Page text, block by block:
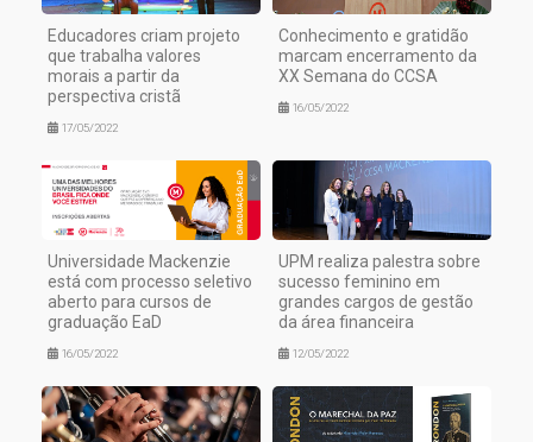
Educadores criam projeto
que trabalha valores
morais a partir da
perspectiva cristã
17/05/2022
Conhecimento e gratidão
marcam encerramento da
XX Semana do CCSA
16/05/2022
Universidade Mackenzie
está com processo seletivo
aberto para cursos de
graduação EaD
16/05/2022
UPM realiza palestra sobre
sucesso feminino em
grandes cargos de gestão
da área financeira
12/05/2022